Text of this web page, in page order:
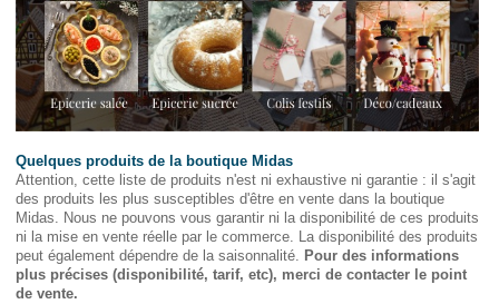
Quelques produits de la boutique Midas
Attention, cette liste de produits n'est ni exhaustive ni garantie : il s'agit
des produits les plus susceptibles d'être en vente dans la boutique
Midas. Nous ne pouvons vous garantir ni la disponibilité de ces produits
ni la mise en vente réelle par le commerce. La disponibilité des produits
peut également dépendre de la saisonnalité. Pour des informations
plus précises (disponibilité, tarif, etc), merci de contacter le point
de vente.